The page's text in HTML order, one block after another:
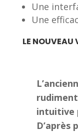
Une
Une
LE NOUVEAU
intuitive
D’après